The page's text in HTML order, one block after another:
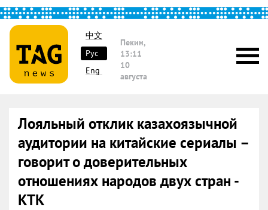
中文
Рус
Eng
Пекин,
13:11
10
августа
Лояльный отклик казахоязычной
аудитории на китайские сериалы –
говорит о доверительных
отношениях народов двух стран -
КТК